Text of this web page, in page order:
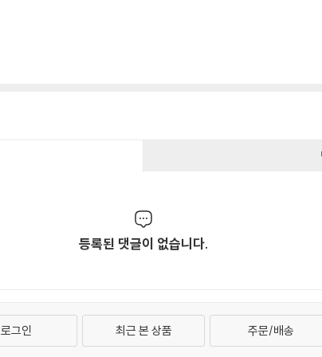
등록된 댓글이 없습니다.
로그인 최근 본 상품 주문/배송